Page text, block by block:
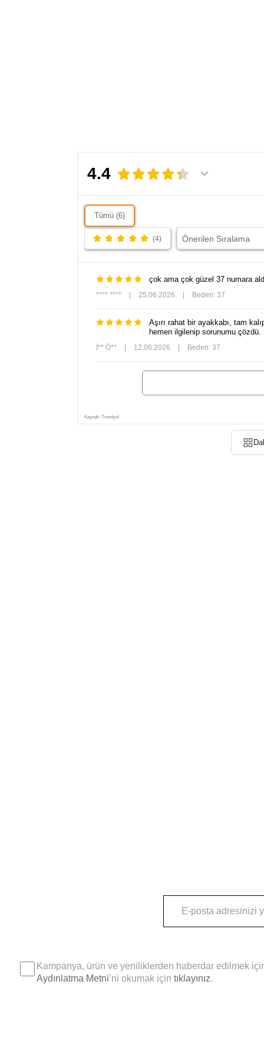
4.4
Tümü (6)
(4)
çok ama çok güzel 37 numara
**** **** 25.06.2026 Beden: 37
Aşırı rahat bir ayakkabı, tam
hemen ilgilenip sorunumu
İ** Ö** 12.06.2026 Beden: 37
Kaynak: Trendyol
Kampanya, ürün ve yeniliklerden haberdar edilmek
Aydınlatma Metni’ni okumak için tıklayınız.